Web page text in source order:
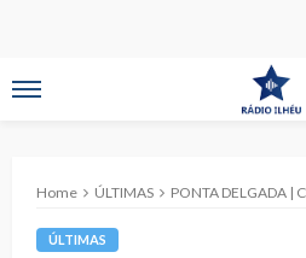
Home ÚLTIMAS PONTA DELGADA | Clélio Meneses
ÚLTIMAS